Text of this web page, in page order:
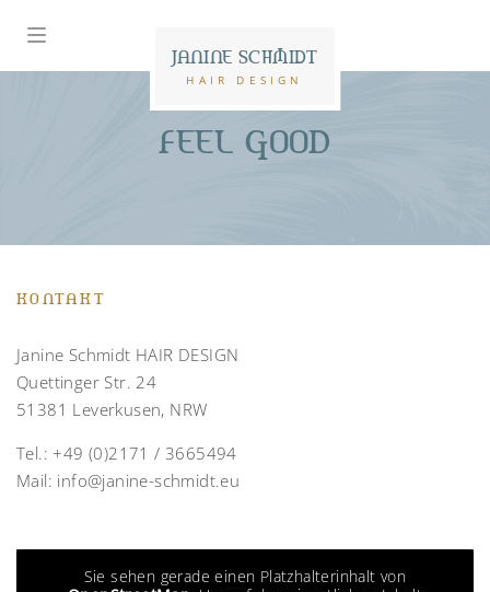
JANINE SCHMIDT
HAIR DESIGN
FEEL GOOD
KONTAKT
Janine Schmidt HAIR DESIGN
Quettinger Str. 24
51381 Leverkusen, NRW
Tel.:+49 (0)2171 / 3665494
Mail: info@janine-schmidt.eu
Sie sehen gerade einen Platzhalterinhalt von